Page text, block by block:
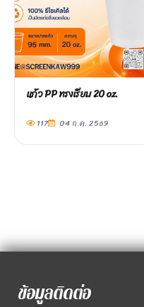
แก้ว PP ทรงเรียบ 20 oz.
117 04 ก.ค. 2569
ข้อมูลติดต่อ